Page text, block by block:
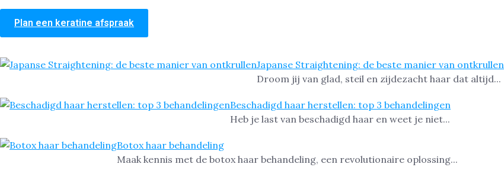
Plan een keratine afspraak
Japanse Straightening: de beste manier van ontkrullen
Droom jij van glad, steil en zijdezacht haar dat altijd...
Beschadigd haar herstellen: top 3 behandelingen
Heb je last van beschadigd haar en weet je niet...
Botox haar behandeling
Maak kennis met de botox haar behandeling, een revolutionaire oplossing...